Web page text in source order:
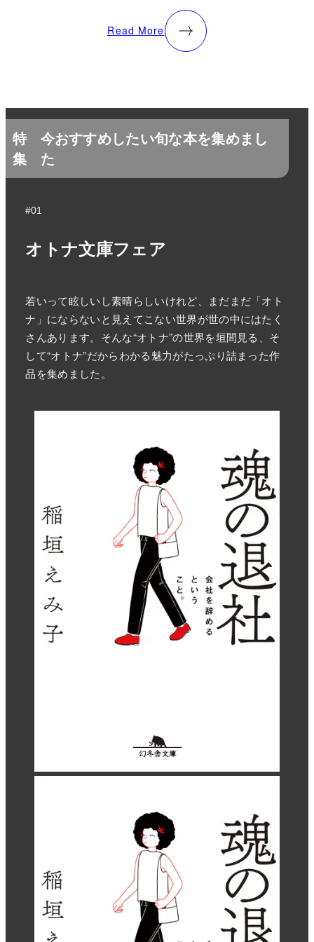
Read More
特
集
今おすすめしたい旬な本を集めまし
た
#01
オトナ文庫フェア
若いって眩しいし素晴らしいけれど、まだまだ「オト
ナ」にならないと見えてこない世界が世の中にはたく
さんあります。そんな“オトナ”の世界を垣間見る、そ
して“オトナ”だからわかる魅力がたっぷり詰まった作
品を集めました。